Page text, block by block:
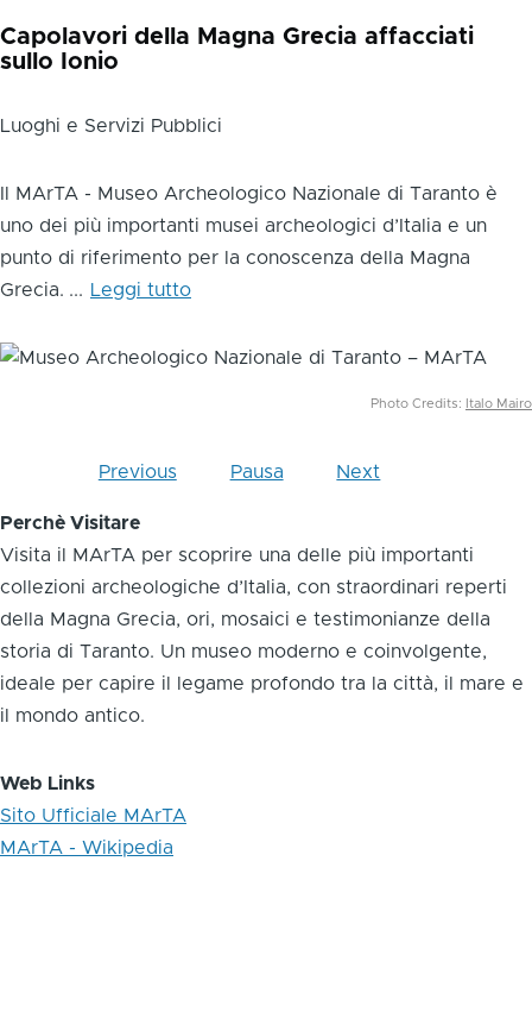
Capolavori della Magna Grecia affacciati
sullo Ionio
Luoghi e Servizi Pubblici
Body
Il MArTA - Museo Archeologico Nazionale di Taranto è
uno dei più importanti musei archeologici d’Italia e un
punto di riferimento per la conoscenza della Magna
Grecia. ... Leggi tutto
Image
Photo Credits: Italo Mairo
Previous Pausa Next
Perchè Visitare
Visita il MArTA per scoprire una delle più importanti
collezioni archeologiche d’Italia, con straordinari reperti
della Magna Grecia, ori, mosaici e testimonianze della
storia di Taranto. Un museo moderno e coinvolgente,
ideale per capire il legame profondo tra la città, il mare e
il mondo antico.
Web Links
Sito Ufficiale MArTA
MArTA - Wikipedia